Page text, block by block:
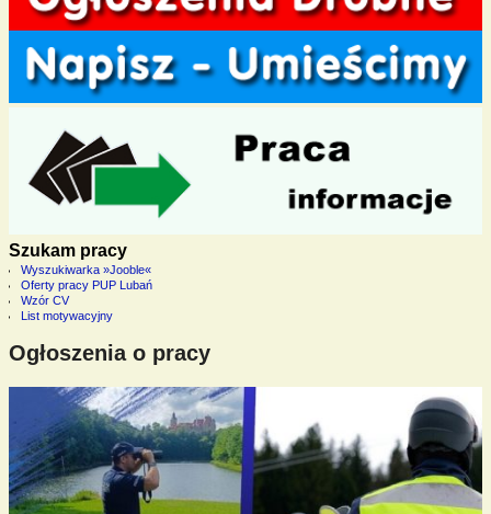
Szukam pracy
Wyszukiwarka »Jooble«
Oferty pracy PUP Lubań
Wzór CV
List motywacyjny
Ogłoszenia o pracy